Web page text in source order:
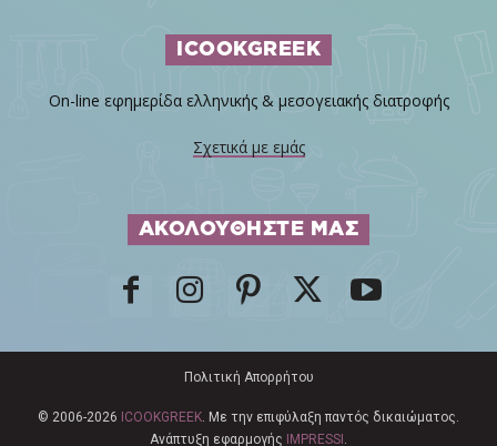
ICOOKGREEK
On-line εφημερίδα ελληνικής & μεσογειακής διατροφής
Σχετικά με εμάς
ΑΚΟΛΟΥΘΗΣΤΕ ΜΑΣ
Πολιτική Απορρήτου
© 2006-2026 ICOOKGREEK . Με την επιφύλαξη παντός δικαιώματος.
Ανάπτυξη εφαρμογής IMPRESSI